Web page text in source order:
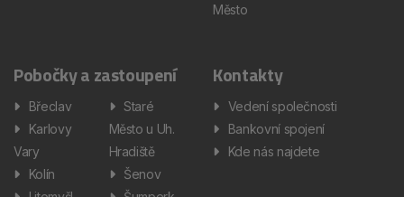
Město
Pobočky a zastoupení
Břeclav
Karlovy
Vary
Kolín
Staré
Město u Uh.
Hradiště
Šenov
Kontakty
Vedení společnosti
Bankovní spojení
Kde nás najdete